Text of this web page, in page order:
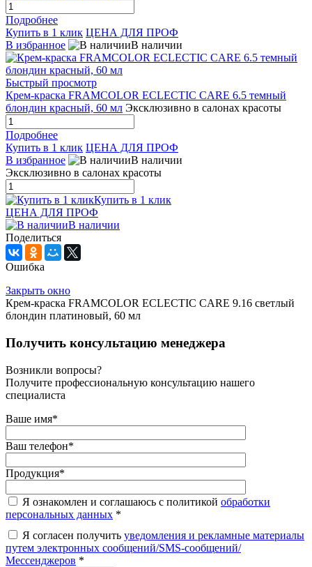
Подробнее
Купить в 1 клик ЦЕНА ДЛЯ ПРОФ
В избранное
В наличии
Быстрый просмотр
Крем-краска FRAMCOLOR ECLECTIC CARE 6.5 темный
блондин красный, 60 мл Эксклюзивно в салонах красоты
Подробнее
Купить в 1 клик ЦЕНА ДЛЯ ПРОФ
В избранное
В наличии
Эксклюзивно в салонах красоты
Купить в 1 клик
ЦЕНА ДЛЯ ПРОФ
В наличии
Поделиться
Ошибка
Закрыть окно
Крем-краска FRAMCOLOR ECLECTIC CARE 9.16 светлый
блондин платиновый, 60 мл
Получить консультацию менеджера
Возникли вопросы?
Получите профессиональную консультацию нашего
специалиста
Ваше имя*
Ваш телефон*
Продукция*
Я ознакомлен и соглашаюсь с политикой обработки
персональных данных *
Я согласен получить уведомления и рекламные материалы
путем электронных сообщений/SMS-сообщений/
Мессенджеров *